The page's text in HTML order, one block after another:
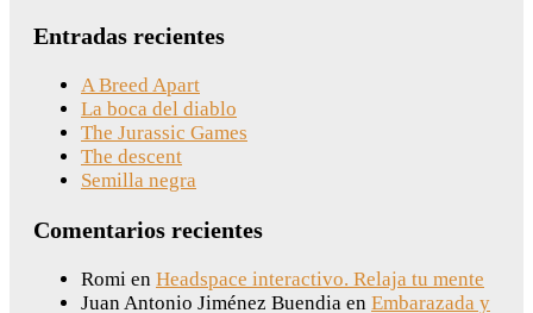
Entradas recientes
A Breed Apart
La boca del diablo
The Jurassic Games
The descent
Semilla negra
Comentarios recientes
Romi en Headspace interactivo. Relaja tu mente
Juan Antonio Jiménez Buendia en Embarazada y